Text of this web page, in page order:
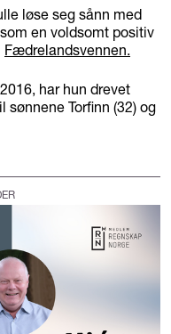
løse seg sånn med
en voldsomt positiv
Fædrelandsvennen.
har hun drevet
Torfinn (32) og